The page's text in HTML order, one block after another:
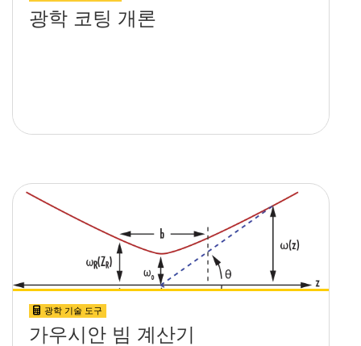
광학 코팅 개론
광학 기술 도구
가우시안 빔 계산기